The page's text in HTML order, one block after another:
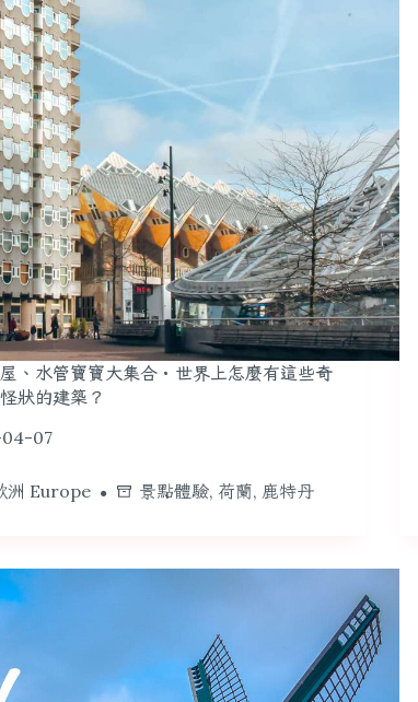
、水管寶寶大集合・世界上怎麼有這些奇
狀的建築？
07
洲 Europe 景點體驗, 荷蘭, 鹿特丹